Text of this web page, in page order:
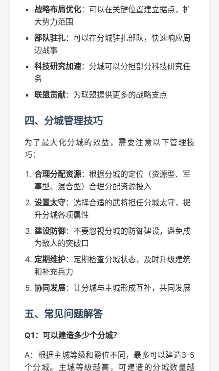
战略布局优化：可以在关键位置建立据点，扩
大势力范围
部队驻扎：可以在分城驻扎部队，快速响应周
边战事
科技研究加速：分城可以分担部分科技研究任
务
联盟贡献：为联盟提供更多的战略支点
四、分城管理技巧
为了最大化分城的效益，需要注意以下管理技
巧：
合理分配资源：根据分城的定位（资源型、军
事型、混合型）合理分配资源投入
设置太守：选择合适的武将担任分城太守，提
升分城各项属性
建设防御：不要忽视分城的防御建设，避免成
为敌人的突破口
定期维护：定期检查分城状态，及时升级建筑
和补充兵力
协同发展：让分城与主城形成互补，共同发展
五、常见问题解答
Q1：可以建造多少个分城？
A：根据主城等级和爵位不同，最多可以建造3-5
个分城。主城等级越高，可建造的分城数量越